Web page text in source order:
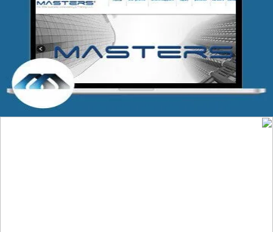
شركة MASTERS للتدريب
التفاصيل